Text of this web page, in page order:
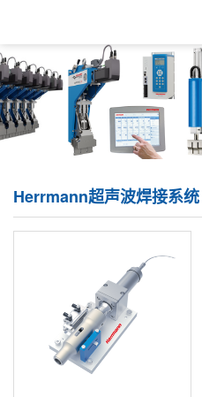
海尔曼超声波焊
Herrmann超声波焊接系统